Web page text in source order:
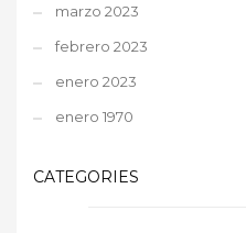
marzo 2023
febrero 2023
enero 2023
enero 1970
CATEGORIES